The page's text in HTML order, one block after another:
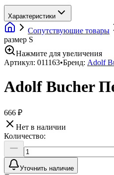
Характеристики
Сопутствующие товары
размер S
Нажмите для увеличения
Артикул: 011163•Бренд: Adolf
Adolf Bucher
666 ₽
Нет в наличии
Количество:
Уточнить наличие